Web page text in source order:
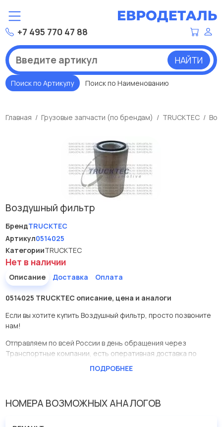
+7 495 770 47 88
НАЙТИ
Поиск по Артикулу Поиск по Наименованию
Главная Грузовые запчасти (по брендам) TRUCKTEC
Воздушный фильтр
БрендTRUCKTEC
Артикул0514025
КатегорииTRUCKTEC
Нет в наличии
Описание Доставка Оплата
0514025 TRUCKTEC описание, цена и аналоги
Если вы хотите купить Воздушный фильтр, просто позвоните
нам!
Отправляем по всей России в день обращения через
Транспортные компании, есть оперативная доставка по
У данной детали есть аналоги с номерами, убедитесь сами.
ПОДРОБНЕЕ
НОМЕРА ВОЗМОЖНЫХ АНАЛОГОВ